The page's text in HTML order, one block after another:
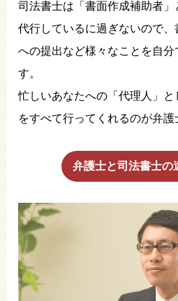
司法書士は「書面作成補助者
代行しているに過ぎないので
への提出など様々なことを自分
す。
忙しいあなたへの「代理人」と
をすべて行ってくれるのが弁護
弁護士と司法書士の